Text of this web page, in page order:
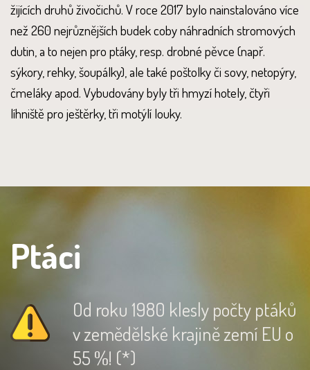
žijících druhů živočichů. V roce 2017 bylo nainstalováno více
než 260 nejrůznějších budek coby náhradních stromových
dutin, a to nejen pro ptáky, resp. drobné pěvce (např.
sýkory, rehky, šoupálky), ale také poštolky či sovy, netopýry,
čmeláky apod. Vybudovány byly tři hmyzí hotely, čtyři
líhniště pro ještěrky, tři motýlí louky.
Ptáci
Od roku 1980 klesly počty ptáků
v zemědělské krajině zemí EU o
55 %! (*)